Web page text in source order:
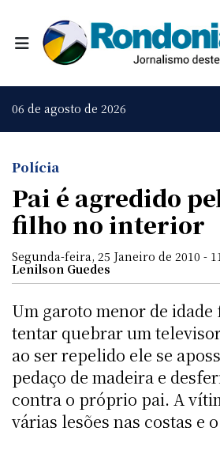
06 de agosto de 2026
Polícia
Pai é agredido
filho no interior
Segunda-feira, 25 Janeiro de 2010 -
Lenilson Guedes
Um garoto menor de idade
tentar quebrar um
ao ser repelido ele se
pedaço de madeira e
contra o próprio pai. A
várias lesões nas costas e